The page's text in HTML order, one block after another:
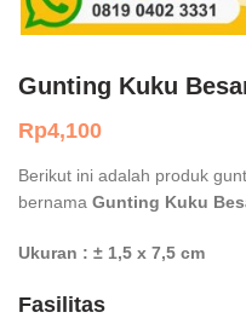
Gunting Kuku
Rp4,100
Berikut ini adalah produk
bernama Gunting Kuku
Ukuran : ± 1,5 x 7,5 cm
Fasilitas